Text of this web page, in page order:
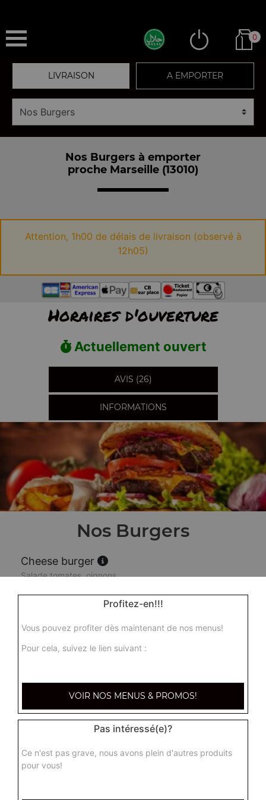
0
LIVRAISON A EMPORTER
Nos Burgers à emporter
proche Marseille (13010)
Attention, 1h00 de délais de livraison (observé à
12h05)
Horaires d'ouverture
Actuellement ouvert
AVIS (26)
INFORMATIONS
Nos Burgers
Cheese burger
Salade tomates, oignons
3.90€
Double cheese burger
Salade tomates, oignons
Salade tomates, oignons
Profitez-en!!!
Vous pouvez profiter dès maintenant de nos menus!
Pour cela, suivez le lien suivant :
VOIR NOS MENUS & PROMOS!
Pas intéressé(e)?
Ce n'est pas grave, nous avons plein d'autres produits
pour vous!